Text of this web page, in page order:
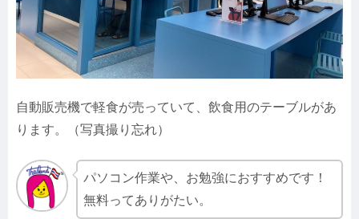
自動販売機で軽食が売っていて、飲食用のテーブルがあ
ります。（写真撮り忘れ）
パソコン作業や、お勉強におすすめです！
無料ってありがたい。